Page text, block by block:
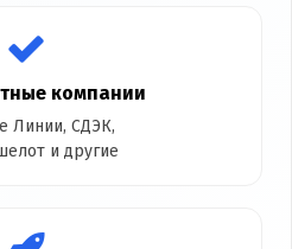
компании
Линии, СДЭК,
и другие